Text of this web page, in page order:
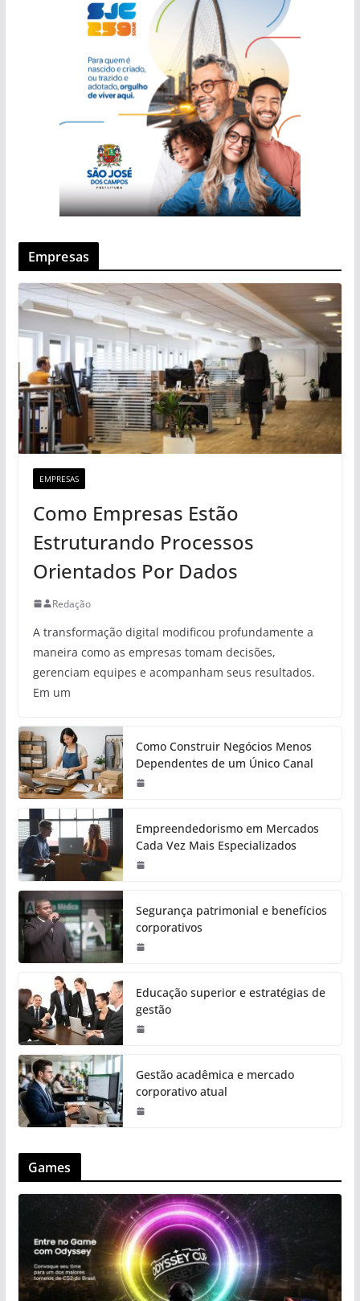
Empresas
EMPRESAS
Como Empresas Estão
Estruturando Processos
Orientados Por Dados
Redação
A transformação digital modificou profundamente a
maneira como as empresas tomam decisões,
gerenciam equipes e acompanham seus resultados.
Em um
Como Construir Negócios Menos
Dependentes de um Único Canal
Empreendedorismo em Mercados
Cada Vez Mais Especializados
Segurança patrimonial e benefícios
corporativos
Educação superior e estratégias de
gestão
Gestão acadêmica e mercado
corporativo atual
Games